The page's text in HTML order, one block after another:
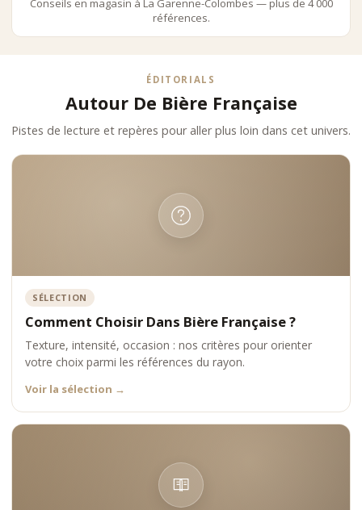
références.
ÉDITORIALS
Autour De Bière Française
Pistes de lecture et repères pour aller plus loin dans cet univers.
SÉLECTION
Comment Choisir Dans Bière Française ?
Texture, intensité, occasion : nos critères pour orienter
votre choix parmi les références du rayon.
Voir la sélection →